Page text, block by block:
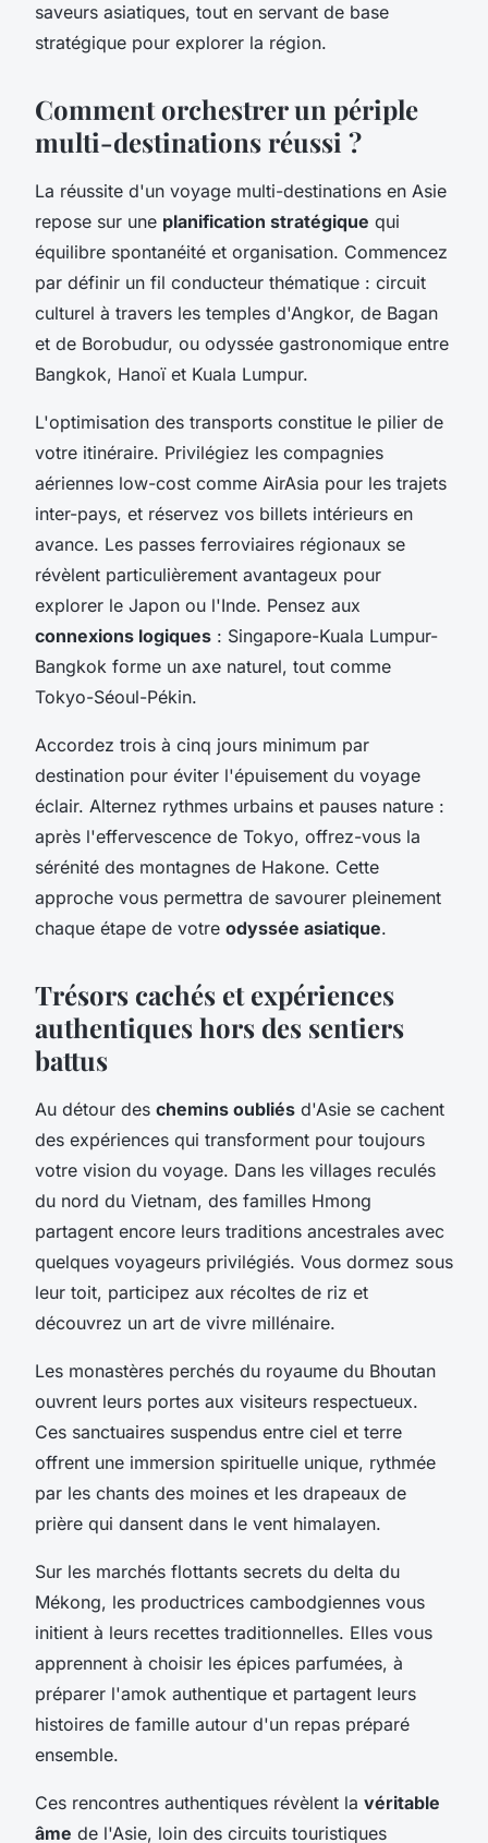
saveurs asiatiques, tout en servant de base
stratégique pour explorer la région.
Comment orchestrer un périple
multi-destinations réussi ?
La réussite d'un voyage multi-destinations en Asie
repose sur une planification stratégique qui
équilibre spontanéité et organisation. Commencez
par définir un fil conducteur thématique : circuit
culturel à travers les temples d'Angkor, de Bagan
et de Borobudur, ou odyssée gastronomique entre
Bangkok, Hanoï et Kuala Lumpur.
L'optimisation des transports constitue le pilier de
votre itinéraire. Privilégiez les compagnies
aériennes low-cost comme AirAsia pour les trajets
inter-pays, et réservez vos billets intérieurs en
avance. Les passes ferroviaires régionaux se
révèlent particulièrement avantageux pour
explorer le Japon ou l'Inde. Pensez aux
connexions logiques : Singapore-Kuala Lumpur-
Bangkok forme un axe naturel, tout comme
Tokyo-Séoul-Pékin.
Accordez trois à cinq jours minimum par
destination pour éviter l'épuisement du voyage
éclair. Alternez rythmes urbains et pauses nature :
après l'effervescence de Tokyo, offrez-vous la
sérénité des montagnes de Hakone. Cette
approche vous permettra de savourer pleinement
chaque étape de votre odyssée asiatique.
Trésors cachés et expériences
authentiques hors des sentiers
battus
Au détour des chemins oubliés d'Asie se cachent
des expériences qui transforment pour toujours
votre vision du voyage. Dans les villages reculés
du nord du Vietnam, des familles Hmong
partagent encore leurs traditions ancestrales avec
quelques voyageurs privilégiés. Vous dormez sous
leur toit, participez aux récoltes de riz et
découvrez un art de vivre millénaire.
Les monastères perchés du royaume du Bhoutan
ouvrent leurs portes aux visiteurs respectueux.
Ces sanctuaires suspendus entre ciel et terre
offrent une immersion spirituelle unique, rythmée
par les chants des moines et les drapeaux de
prière qui dansent dans le vent himalayen.
Sur les marchés flottants secrets du delta du
Mékong, les productrices cambodgiennes vous
initient à leurs recettes traditionnelles. Elles vous
apprennent à choisir les épices parfumées, à
préparer l'amok authentique et partagent leurs
histoires de famille autour d'un repas préparé
ensemble.
Ces rencontres authentiques révèlent la véritable
âme de l'Asie, loin des circuits touristiques